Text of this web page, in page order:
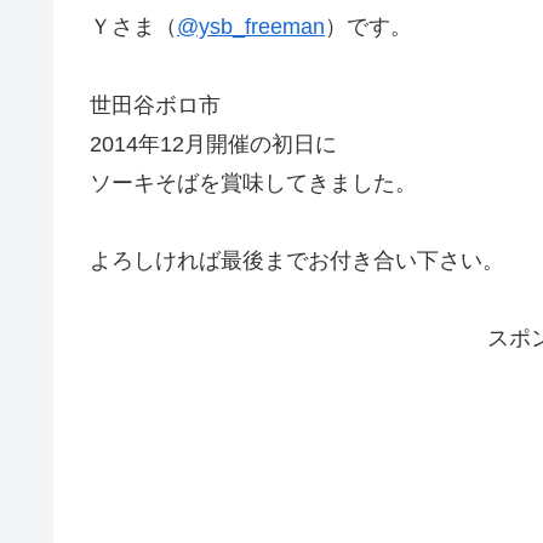
Ｙさま（ @ysb_freeman ）です。
世田谷ボロ市
2014年12月開催の初日に
ソーキそばを賞味してきました。
よろしければ最後までお付き合い下さい。
スポ